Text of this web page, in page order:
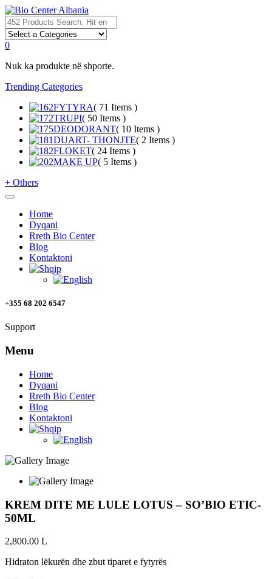
0
Nuk ka produkte në shporte.
Trending Categories
FYTYRA( 71 Items )
TRUPI( 50 Items )
DEODORANT( 10 Items )
DUART- THONJTE( 2 Items )
FLOKET( 24 Items )
MAKE UP( 5 Items )
+ Others
Home
Dyqani
Rreth Bio Center
Blog
Kontaktoni
+355 68 202 6547
Support
Menu
Home
Dyqani
Rreth Bio Center
Blog
Kontaktoni
KREM DITE ME LULE LOTUS – SO’BIO ETIC-
50ML
2,800.00 L
Hidraton lëkurën dhe zbut tiparet e fytyrës